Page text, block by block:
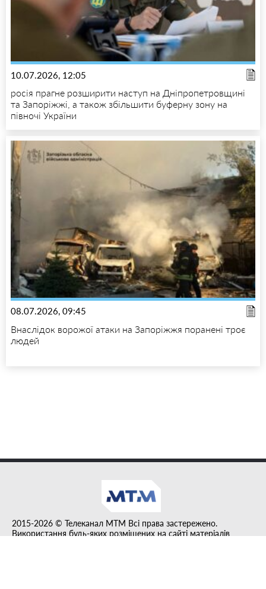
10.07.2026, 12:05
росія прагне розширити наступ на Дніпропетровщині
та Запоріжжі, а також збільшити буферну зону на
півночі України
08.07.2026, 09:45
Внаслідок ворожої атаки на Запоріжжя поранені троє
людей
2015-2026 © Телеканал MTM Всі права застережено.
Використання будь-яких розміщених на сайті матеріалів